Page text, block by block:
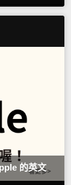
的英文